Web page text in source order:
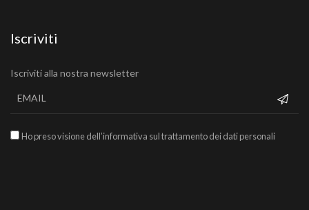
Iscriviti
Iscriviti alla nostra newsletter
Ho preso visione dell’informativa sul trattamento dei dati personali